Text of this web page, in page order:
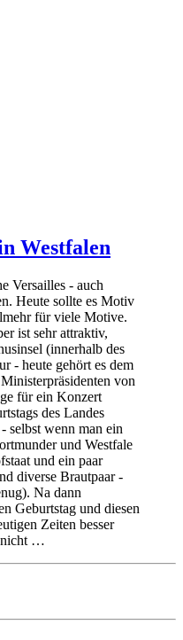
Westfalen
Versailles - auch
Heute sollte es Motiv
für viele Motive.
ist sehr attraktiv,
(innerhalb des
- heute gehört es dem
von
für ein Konzert
des Landes
selbst wenn man ein
und Westfale
und ein paar
diverse Brautpaar -
Na dann
Geburtstag und diesen
Zeiten besser
nicht …